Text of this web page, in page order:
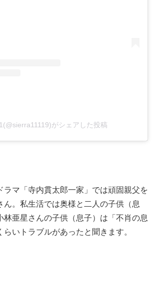
がシェアした投稿
ラマ「寺内貫太郎一家」では頑固親父を
ん。私生活では奥様と二人の子供（息
林亜星さんの子供（息子）は「不肖の息
いトラブルがあったと聞きます。